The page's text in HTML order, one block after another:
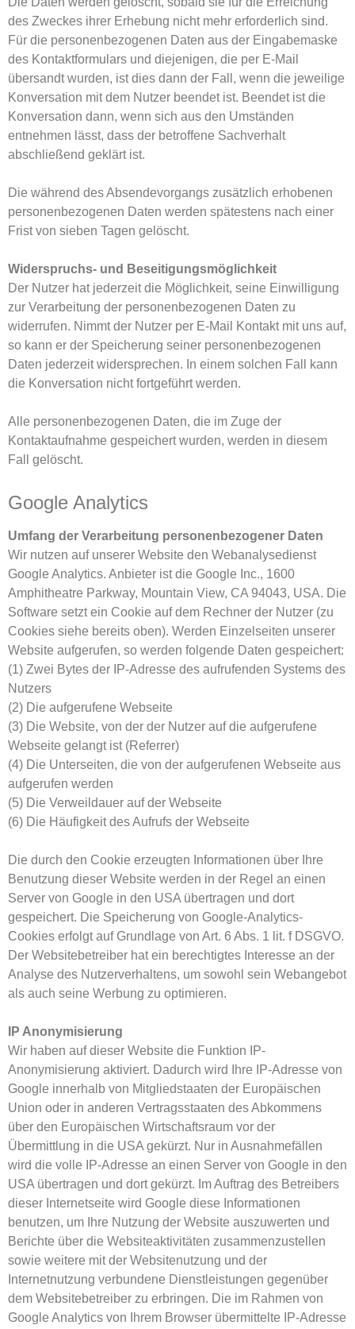
des Zweckes ihrer Erhebung nicht mehr erforderlich sind.
Für die personenbezogenen Daten aus der Eingabemaske
des Kontaktformulars und diejenigen, die per E-Mail
übersandt wurden, ist dies dann der Fall, wenn die jeweilige
Konversation mit dem Nutzer beendet ist. Beendet ist die
Konversation dann, wenn sich aus den Umständen
entnehmen lässt, dass der betroffene Sachverhalt
abschließend geklärt ist.
Die während des Absendevorgangs zusätzlich erhobenen
personenbezogenen Daten werden spätestens nach einer
Frist von sieben Tagen gelöscht.
Widerspruchs- und Beseitigungsmöglichkeit
Der Nutzer hat jederzeit die Möglichkeit, seine Einwilligung
zur Verarbeitung der personenbezogenen Daten zu
widerrufen. Nimmt der Nutzer per E-Mail Kontakt mit uns auf,
so kann er der Speicherung seiner personenbezogenen
Daten jederzeit widersprechen. In einem solchen Fall kann
die Konversation nicht fortgeführt werden.
Alle personenbezogenen Daten, die im Zuge der
Kontaktaufnahme gespeichert wurden, werden in diesem
Fall gelöscht.
Google Analytics
Umfang der Verarbeitung personenbezogener Daten
Wir nutzen auf unserer Website den Webanalysedienst
Google Analytics. Anbieter ist die Google Inc., 1600
Amphitheatre Parkway, Mountain View, CA 94043, USA. Die
Software setzt ein Cookie auf dem Rechner der Nutzer (zu
Cookies siehe bereits oben). Werden Einzelseiten unserer
Website aufgerufen, so werden folgende Daten gespeichert:
(1) Zwei Bytes der IP-Adresse des aufrufenden Systems des
Nutzers
(2) Die aufgerufene Webseite
(3) Die Website, von der der Nutzer auf die aufgerufene
Webseite gelangt ist (Referrer)
(4) Die Unterseiten, die von der aufgerufenen Webseite aus
aufgerufen werden
(5) Die Verweildauer auf der Webseite
(6) Die Häufigkeit des Aufrufs der Webseite
Die durch den Cookie erzeugten Informationen über Ihre
Benutzung dieser Website werden in der Regel an einen
Server von Google in den USA übertragen und dort
gespeichert. Die Speicherung von Google-Analytics-
Cookies erfolgt auf Grundlage von Art. 6 Abs. 1 lit. f DSGVO.
Der Websitebetreiber hat ein berechtigtes Interesse an der
Analyse des Nutzerverhaltens, um sowohl sein Webangebot
als auch seine Werbung zu optimieren.
IP Anonymisierung
Wir haben auf dieser Website die Funktion IP-
Anonymisierung aktiviert. Dadurch wird Ihre IP-Adresse von
Google innerhalb von Mitgliedstaaten der Europäischen
Union oder in anderen Vertragsstaaten des Abkommens
über den Europäischen Wirtschaftsraum vor der
Übermittlung in die USA gekürzt. Nur in Ausnahmefällen
wird die volle IP-Adresse an einen Server von Google in den
USA übertragen und dort gekürzt. Im Auftrag des Betreibers
dieser Internetseite wird Google diese Informationen
benutzen, um Ihre Nutzung der Website auszuwerten und
Berichte über die Websiteaktivitäten zusammenzustellen
sowie weitere mit der Websitenutzung und der
Internetnutzung verbundene Dienstleistungen gegenüber
dem Websitebetreiber zu erbringen. Die im Rahmen von
Google Analytics von Ihrem Browser übermittelte IP-Adresse